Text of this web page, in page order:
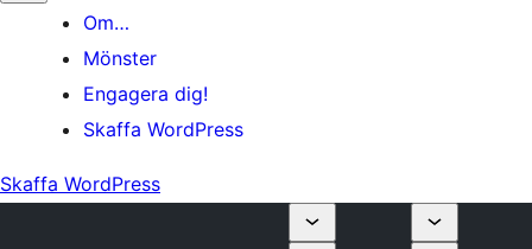
Om…
Mönster
Engagera dig!
Skaffa WordPress
Skaffa WordPress